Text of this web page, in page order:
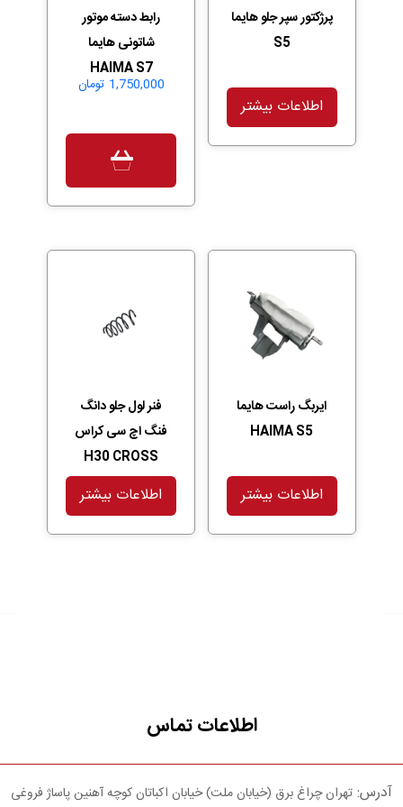
پرژکتور سپر جلو هایما
S5
اطلاعات بیشتر
رابط دسته موتور
شاتونی هایما
HAIMA S7
1,750,000 تومان
ایربگ راست هایما
HAIMA S5
اطلاعات بیشتر
فنر لول جلو دانگ
فنگ اچ سی کراس
H30 CROSS
اطلاعات بیشتر
اطلاعات تماس
آدرس: تهران چراغ برق (خیابان ملت) خیابان اکباتان کوچه آهنین پاساژ فروغی